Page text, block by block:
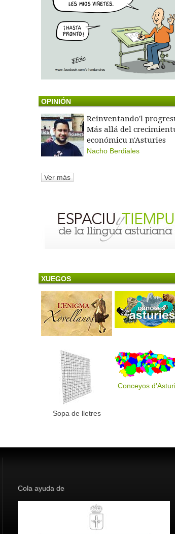
OPINIÓN
Reinventando'l
Más allá del
económicu n'Asturies
Nacho Berdiales
Ver más
XUEGOS
Sopa de lletres
Conceyos
Cola ayuda de